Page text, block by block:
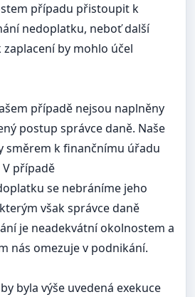
případu přistoupit k
nedoplatku, neboť další
by mohlo účel
případě nejsou naplněny
postup správce daně. Naše
směrem k finančnímu úřadu
případě
se nebráníme jeho
však správce daně
je neadekvátní okolnostem a
nás omezuje v podnikání.
byla výše uvedená exekuce